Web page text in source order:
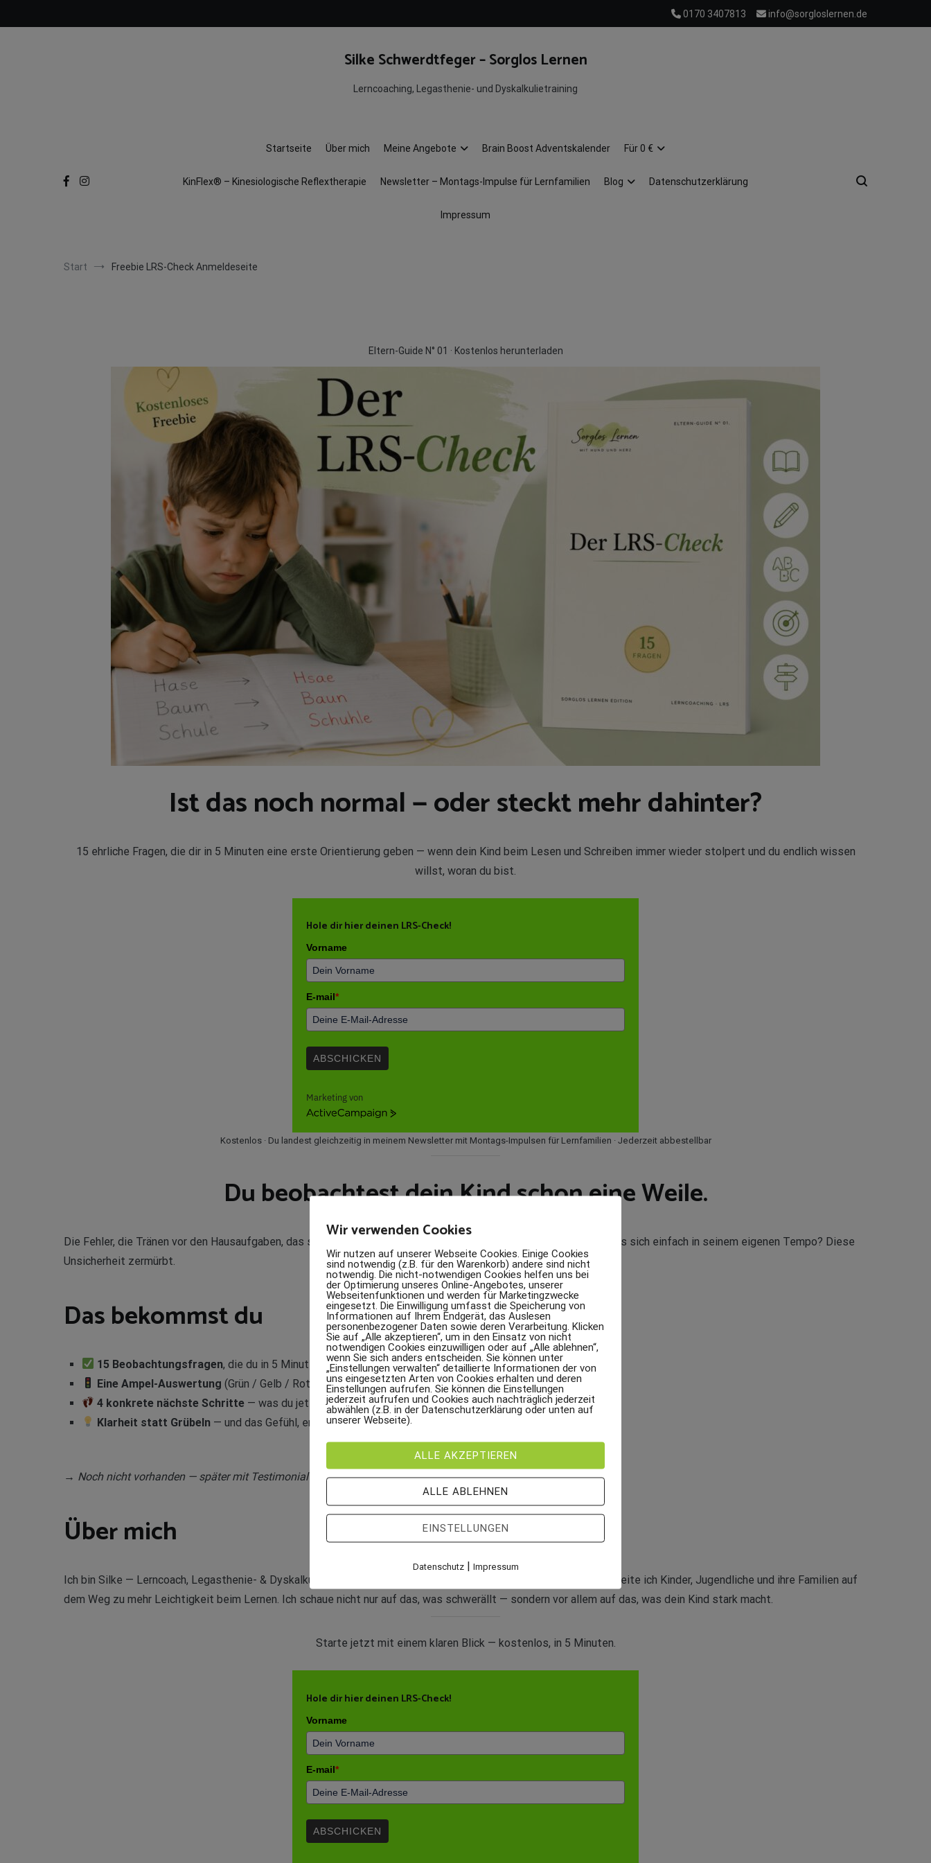
0170 3407813 info@sorgloslernen.de
Silke Schwerdtfeger – Sorglos Lernen
Lerncoaching, Legasthenie- und Dyskalkulietraining
Startseite Über mich Meine Angebote Brain Boost Adventskalender Für 0 €
KinFlex® – Kinesiologische Reflextherapie Newsletter – Montags-Impulse für Lernfamilien Blog Datenschutzerklärung
Impressum
Start Freebie LRS-Check Anmeldeseite
Eltern-Guide N° 01 · Kostenlos herunterladen
Ist das noch normal — oder steckt mehr dahinter?
15 ehrliche Fragen, die dir in 5 Minuten eine erste Orientierung geben — wenn dein Kind beim Lesen und Schreiben immer wieder stolpert und du endlich wissen
willst, woran du bist.
Hole dir hier deinen LRS-Check!
Vorname
E-mail*
ABSCHICKEN
Marketing von
ActiveCampaign
Kostenlos · Du landest gleichzeitig in meinem Newsletter mit Montags-Impulsen für Lernfamilien · Jederzeit abbestellbar
Du beobachtest dein Kind schon eine Weile.
Die Fehler, die Tränen vor den Hausaufgaben, das stockende Lesen. Aber ist das wirklich LRS — oder entwickelt es sich einfach in seinem eigenen Tempo? Diese
Unsicherheit zermürbt.
Das bekommst du
15 Beobachtungsfragen, die du in 5 Minuten selbst ausfüllen kannst — ohne Fachwissen
Eine Ampel-Auswertung (Grün / Gelb / Rot), die dir sofort zeigt, ob Handlungsbedarf besteht
4 konkrete nächste Schritte— was du jetzt tun kannst, egal welche Farbe du hast
Klarheit statt Grübeln— und das Gefühl, endlich einen Ausgangspunkt zu haben
→ Noch nicht vorhanden — später mit Testimonial oder Downloadanzahl nachpflegen.
Über mich
Ich bin Silke — Lerncoach, Legasthenie- & Dyskalkulietrainerin und KinFlex® Therapeutin. Seit über 30 Jahren begleite ich Kinder, Jugendliche und ihre Familien auf
dem Weg zu mehr Leichtigkeit beim Lernen. Ich schaue nicht nur auf das, was schwerällt — sondern vor allem auf das, was dein Kind stark macht.
Starte jetzt mit einem klaren Blick — kostenlos, in 5 Minuten.
Hole dir hier deinen LRS-Check!
Vorname
E-mail*
ABSCHICKEN
Wir verwenden Cookies
Wir nutzen auf unserer Webseite Cookies. Einige Cookies
sind notwendig (z.B. für den Warenkorb) andere sind nicht
notwendig. Die nicht-notwendigen Cookies helfen uns bei
der Optimierung unseres Online-Angebotes, unserer
Webseitenfunktionen und werden für Marketingzwecke
eingesetzt. Die Einwilligung umfasst die Speicherung von
Informationen auf Ihrem Endgerät, das Auslesen
personenbezogener Daten sowie deren Verarbeitung. Klicken
Sie auf „Alle akzeptieren“, um in den Einsatz von nicht
notwendigen Cookies einzuwilligen oder auf „Alle ablehnen“,
wenn Sie sich anders entscheiden. Sie können unter
„Einstellungen verwalten“ detaillierte Informationen der von
uns eingesetzten Arten von Cookies erhalten und deren
Einstellungen aufrufen. Sie können die Einstellungen
jederzeit aufrufen und Cookies auch nachträglich jederzeit
abwählen (z.B. in der Datenschutzerklärung oder unten auf
unserer Webseite).
ALLE AKZEPTIEREN
ALLE ABLEHNEN
EINSTELLUNGEN
Datenschutz| Impressum